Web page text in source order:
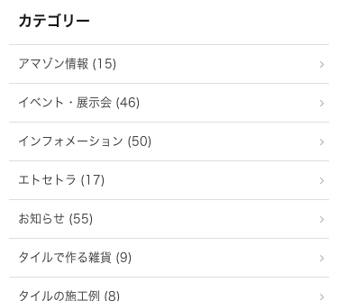
カテゴリー
アマゾン情報 (15)
イベント・展示会 (46)
インフォメーション (50)
エトセトラ (17)
お知らせ (55)
タイルで作る雑貨 (9)
タイルの施工例 (8)